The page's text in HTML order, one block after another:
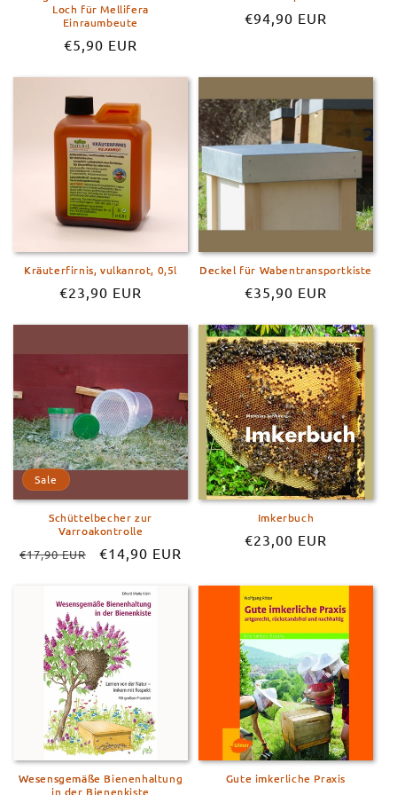
Loch für Mellifera
Einraumbeute
Normaler
€5,90 EUR
Normaler
€94,90 EUR
Kräuterfirnis, vulkanrot, 0,5l
Normaler
€23,90 EUR
Deckel für Wabentransportkiste
Normaler
€35,90 EUR
Sale
Schüttelbecher zur
Varroakontrolle
Normaler
€17,90 EUR Verkaufspreis
€14,90 EUR
Imkerbuch
Normaler
€23,00 EUR
Wesensgemäße Bienenhaltung
in der Bienenkiste
Gute imkerliche Praxis